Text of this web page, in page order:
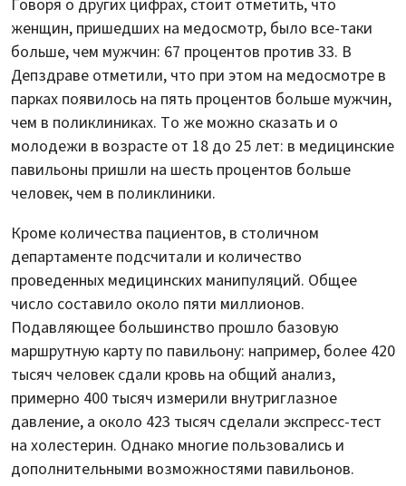
Говоря о других цифрах, стоит отметить, что
женщин, пришедших на медосмотр, было все-таки
больше, чем мужчин: 67 процентов против 33. В
Депздраве отметили, что при этом на медосмотре в
парках появилось на пять процентов больше мужчин,
чем в поликлиниках. То же можно сказать и о
молодежи в возрасте от 18 до 25 лет: в медицинские
павильоны пришли на шесть процентов больше
человек, чем в поликлиники.
Кроме количества пациентов, в столичном
департаменте подсчитали и количество
проведенных медицинских манипуляций. Общее
число составило около пяти миллионов.
Подавляющее большинство прошло базовую
маршрутную карту по павильону: например, более 420
тысяч человек сдали кровь на общий анализ,
примерно 400 тысяч измерили внутриглазное
давление, а около 423 тысяч сделали экспресс-тест
на холестерин. Однако многие пользовались и
дополнительными возможностями павильонов.